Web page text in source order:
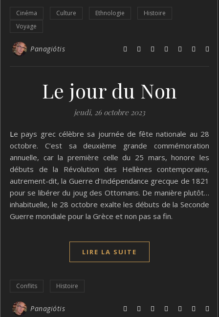
Cinéma Culture Ethnologie
Histoire
Voyage
Panagiótis
Le jour du Non
jeudi, 26 octobre 2023
Le pays grec célèbre sa journée de fête nationale au 28
octobre. C’est sa deuxième grande commémoration
annuelle, car la première celle du 25 mars, honore les
débuts de la Révolution des Hellènes contemporains,
autrement-dit, la Guerre d’Indépendance grecque de 1821
pour se libérer du joug des Ottomans. De manière plutôt…
inhabituelle, le 28 octobre exalte les débuts de la Seconde
Guerre mondiale pour la Grèce et non pas sa fin.
LIRE LA SUITE
Conflits Histoire
Panagiótis